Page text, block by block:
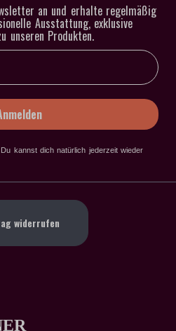
an und erhalte regelmäßig
Ausstattung, exklusive
unseren Produkten.
kannst dich natürlich jederzeit wieder
widerrufen